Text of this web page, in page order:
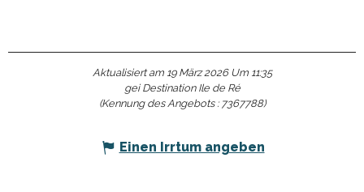
Aktualisiert am 19 März 2026 Um 11:35
gei Destination Ile de Ré
(Kennung des Angebots : 7367788)
Einen Irrtum angeben